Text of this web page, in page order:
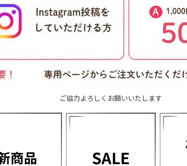
ご協力よろしくお願いいたします